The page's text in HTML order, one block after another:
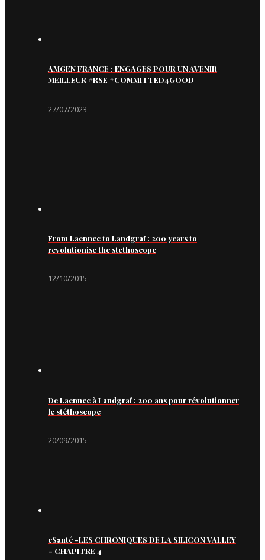
AMGEN FRANCE : ENGAGES POUR UN AVENIR
MEILLEUR #RSE #COMMITTED4GOOD
27/07/2023
From Laennec to Landgraf : 200 years to
revolutionise the stethoscope
12/10/2015
De Laennec à Landgraf : 200 ans pour révolutionner
le stéthoscope
20/09/2015
eSanté -LES CHRONIQUES DE LA SILICON VALLEY
– CHAPITRE 4